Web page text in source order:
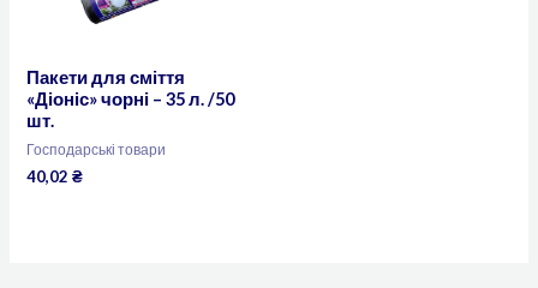
Пакети для сміття
«Діоніс» чорні – 35 л. /50
шт.
Господарські товари
40,02₴